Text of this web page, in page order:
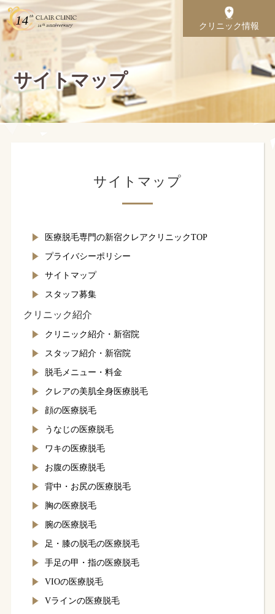
サイトマップ
クリニック情報
サイトマップ
医療脱毛専門の新宿クレアクリニックTOP
プライバシーポリシー
サイトマップ
スタッフ募集
クリニック紹介
クリニック紹介・新宿院
スタッフ紹介・新宿院
脱毛メニュー・料金
クレアの美肌全身医療脱毛
顔の医療脱毛
うなじの医療脱毛
ワキの医療脱毛
お腹の医療脱毛
背中・お尻の医療脱毛
胸の医療脱毛
腕の医療脱毛
足・膝の脱毛の医療脱毛
手足の甲・指の医療脱毛
VIOの医療脱毛
Vラインの医療脱毛